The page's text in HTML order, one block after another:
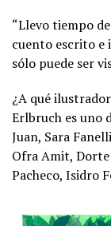
“Llevo tiempo
cuento escrito e
sólo puede ser
¿A qué
Erlbruch es uno
Juan, Sara
Ofra Amit, Dorte
Pacheco, Isidro